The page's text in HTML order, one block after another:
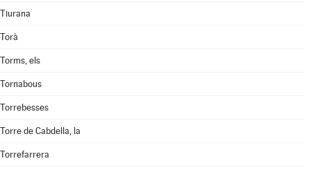
Tiurana
Torà
Torms, els
Tornabous
Torrebesses
Torre de Cabdella, la
Torrefarrera